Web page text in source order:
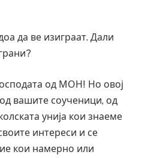
да ве изиграат. Дали
од МОН! Но овој
вашите соученици, од
унија кои знаеме
интереси и се
кои намерно или